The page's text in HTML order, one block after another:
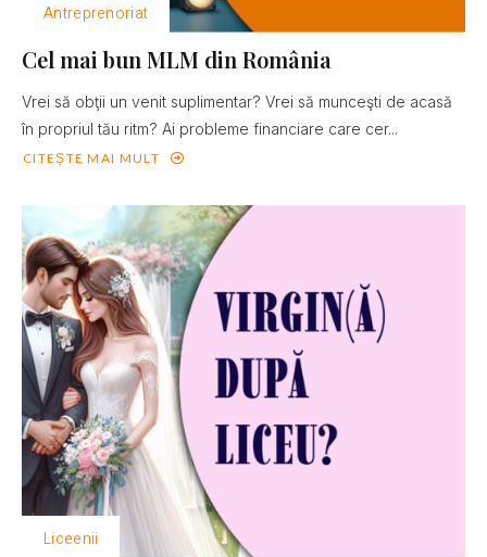
Antreprenoriat
Cel mai bun MLM din România
Vrei să obţii un venit suplimentar? Vrei să munceşti de acasă
în propriul tău ritm? Ai probleme financiare care cer...
CITEȘTE MAI MULT
Liceenii